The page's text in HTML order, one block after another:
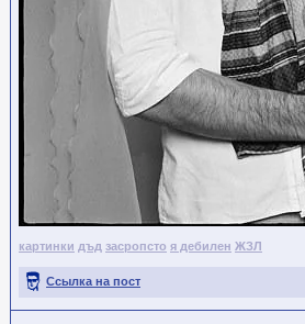
картинки дъд засропсто я дебилен ЖЗЛ
Ссылка на пост